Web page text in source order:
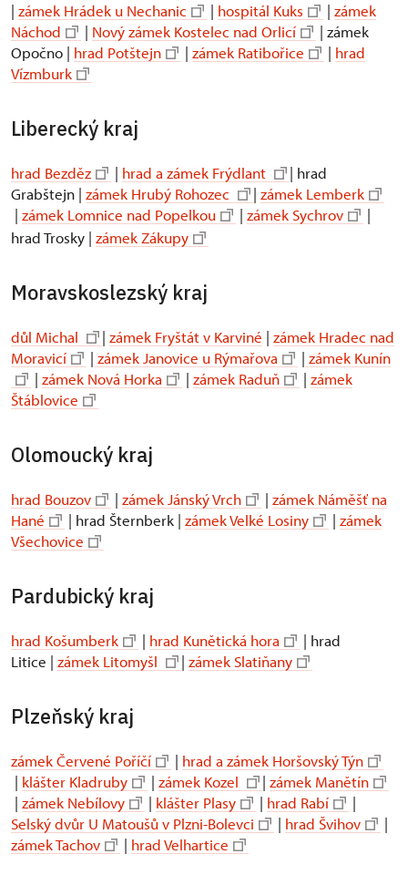
| zámek Hrádek u Nechanic | hospitál Kuks | zámek
Náchod
| Nový zámek Kostelec nad Orlicí
| zámek
Opočno | hrad Potštejn | zámek Ratibořice | hrad
Vízmburk
Liberecký kraj
hrad Bezděz | hrad a zámek Frýdlant
| hrad
Grabštejn | zámek Hrubý Rohozec | zámek Lemberk
| zámek Lomnice nad Popelkou | zámek Sychrov
|
hrad Trosky | zámek Zákupy
Moravskoslezský kraj
důl Michal | zámek Fryštát v Karviné | zámek Hradec nad
Moravicí
| zámek Janovice u Rýmařova | zámek Kunín
| zámek Nová Horka | zámek Raduň | zámek
Štáblovice
Olomoucký kraj
hrad Bouzov | zámek Jánský Vrch | zámek Náměšť na
Hané
| hrad Šternberk | zámek Velké Losiny | zámek
Všechovice
Pardubický kraj
hrad Košumberk | hrad Kunětická hora
| hrad
Litice | zámek Litomyšl | zámek Slatiňany
Plzeňský kraj
zámek Červené Poříčí | hrad a zámek Horšovský Týn
| klášter Kladruby | zámek Kozel | zámek Manětín
| zámek Nebílovy | klášter Plasy | hrad Rabí
|
Selský dvůr U Matoušů v Plzni-Bolevci
| hrad Švihov
|
zámek Tachov
| hrad Velhartice